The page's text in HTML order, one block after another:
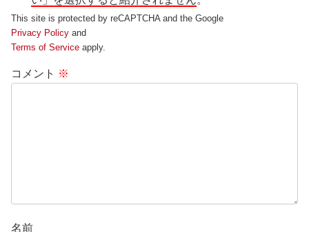
This site is protected by reCAPTCHA and the Google
Privacy Policy and
Terms of Service apply.
コメント ※
名前